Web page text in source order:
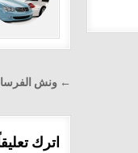
تصفّح
← ونش الفرسان في
اترك